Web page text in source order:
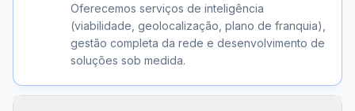
Oferecemos serviços de inteligência
(viabilidade, geolocalização, plano de franquia),
gestão completa da rede e desenvolvimento de
soluções sob medida.